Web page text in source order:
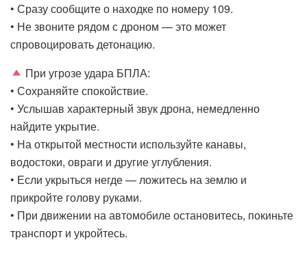
• Сразу сообщите о находке по номеру 109.
• Не звоните рядом с дроном — это может
спровоцировать детонацию.
При угрозе удара БПЛА:
• Сохраняйте спокойствие.
• Услышав характерный звук дрона, немедленно
найдите укрытие.
• На открытой местности используйте канавы,
водостоки, овраги и другие углубления.
• Если укрыться негде — ложитесь на землю и
прикройте голову руками.
• При движении на автомобиле остановитесь, покиньте
транспорт и укройтесь.